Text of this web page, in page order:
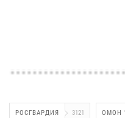
РОСГВАРДИЯ 3121 ОМОН